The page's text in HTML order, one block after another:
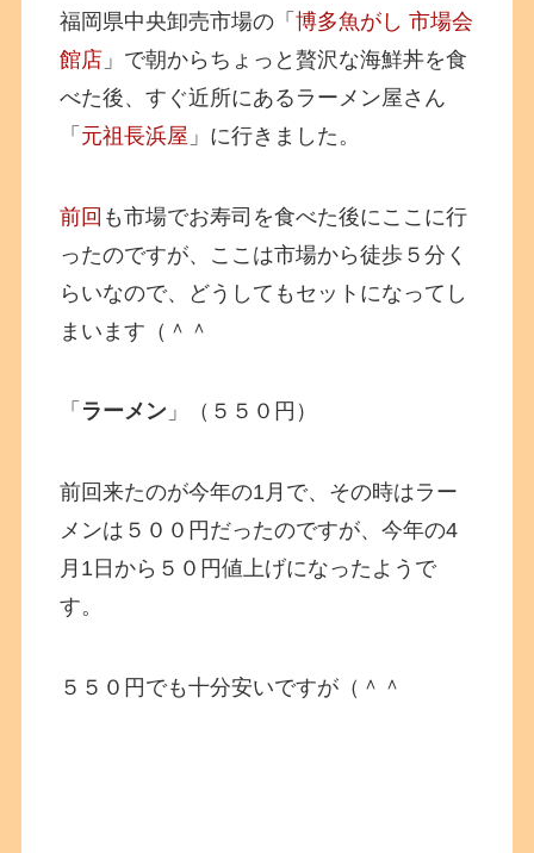
福岡県中央卸売市場の「博多魚がし 市場会
館店 」で朝からちょっと贅沢な海鮮丼を食
べた後、すぐ近所にあるラーメン屋さん
「 元祖長浜屋 」に行きました。
前回 も市場でお寿司を食べた後にここに行
ったのですが、ここは市場から徒歩５分く
らいなので、どうしてもセットになってし
まいます（＾＾
「 ラーメン 」（５５０円）
前回来たのが今年の1月で、その時はラー
メンは５００円だったのですが、今年の4
月1日から５０円値上げになったようで
す。
５５０円でも十分安いですが（＾＾